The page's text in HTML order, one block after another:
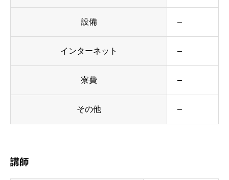
設備 –
インターネット –
寮費 –
その他 –
講師